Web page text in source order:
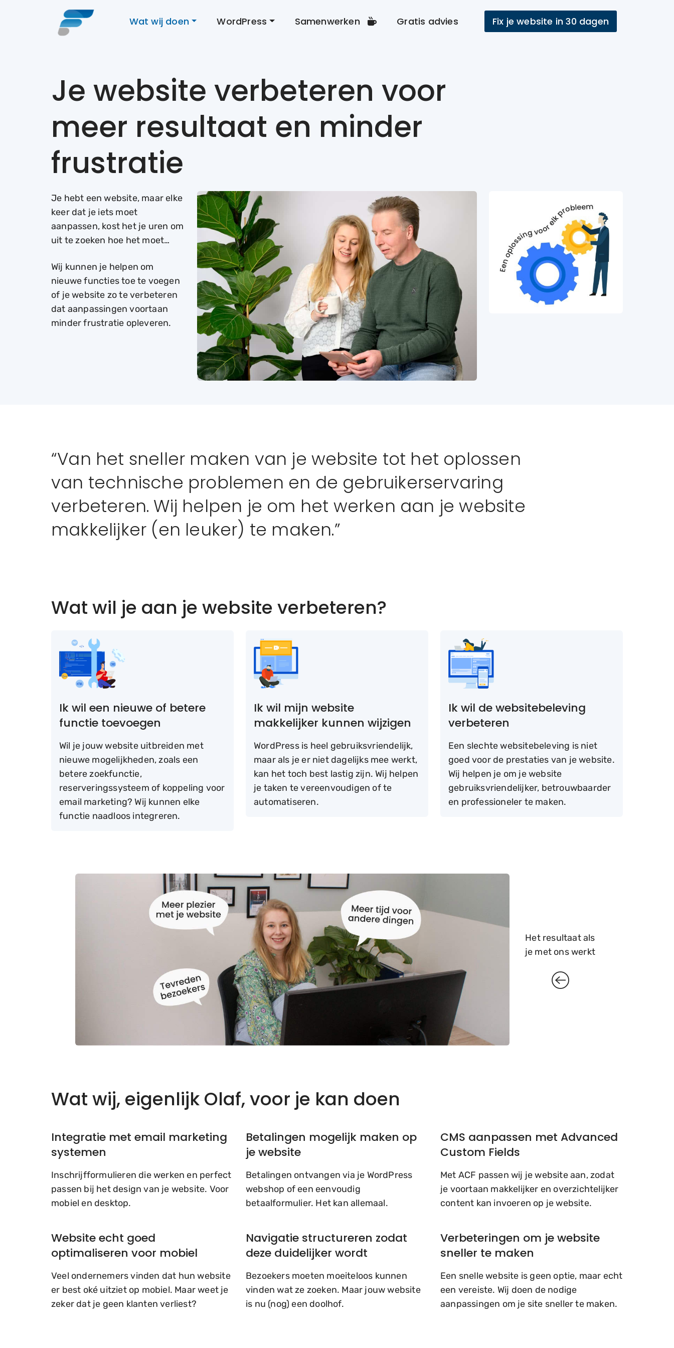
Wat wij doen WordPress Samenwerken Gratis advies Fix je website in 30 dagen
Je website verbeteren voor
meer resultaat en minder
frustratie
Je hebt een website, maar elke
keer dat je iets moet
aanpassen, kost het je uren om
uit te zoeken hoe het moet…
Wij kunnen je helpen om
nieuwe functies toe te voegen
of je website zo te verbeteren
dat aanpassingen voortaan
minder frustratie opleveren.
“Van het sneller maken van je website tot het oplossen
van technische problemen en de gebruikerservaring
verbeteren. Wij helpen je om het werken aan je website
makkelijker (en leuker) te maken.”
Wat wil je aan je website verbeteren?
Ik wil een nieuwe of betere
functie toevoegen
Wil je jouw website uitbreiden met
nieuwe mogelijkheden, zoals een
betere zoekfunctie,
reserveringssysteem of koppeling voor
email marketing? Wij kunnen elke
functie naadloos integreren.
Ik wil mijn website
makkelijker kunnen wijzigen
WordPress is heel gebruiksvriendelijk,
maar als je er niet dagelijks mee werkt,
kan het toch best lastig zijn. Wij helpen
je taken te vereenvoudigen of te
automatiseren.
Ik wil de websitebeleving
verbeteren
Een slechte websitebeleving is niet
goed voor de prestaties van je website.
Wij helpen je om je website
gebruiksvriendelijker, betrouwbaarder
en professioneler te maken.
Het resultaat als
je met ons werkt
Wat wij, eigenlijk Olaf, voor je kan doen
Integratie met email marketing
systemen
Inschrijfformulieren die werken en perfect
passen bij het design van je website. Voor
mobiel en desktop.
Betalingen mogelijk maken op
je website
Betalingen ontvangen via je WordPress
webshop of een eenvoudig
betaalformulier. Het kan allemaal.
CMS aanpassen met Advanced
Custom Fields
Met ACF passen wij je website aan, zodat
je voortaan makkelijker en overzichtelijker
content kan invoeren op je website.
Website echt goed
optimaliseren voor mobiel
Veel ondernemers vinden dat hun website
er best oké uitziet op mobiel. Maar weet je
zeker dat je geen klanten verliest?
Navigatie structureren zodat
deze duidelijker wordt
Bezoekers moeten moeiteloos kunnen
vinden wat ze zoeken. Maar jouw website
is nu (nog) een doolhof.
Verbeteringen om je website
sneller te maken
Een snelle website is geen optie, maar echt
een vereiste. Wij doen de nodige
aanpassingen om je site sneller te maken.